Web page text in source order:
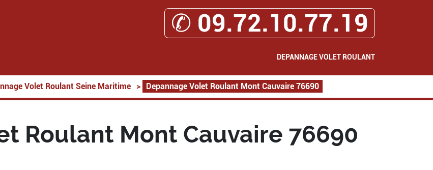
✆ 09.72.10.77.19
DEPANNAGE VOLET ROULANT
Volet Roulant Seine Maritime > Depannage Volet Roulant Mont Cauvaire 76690
Roulant Mont Cauvaire 76690